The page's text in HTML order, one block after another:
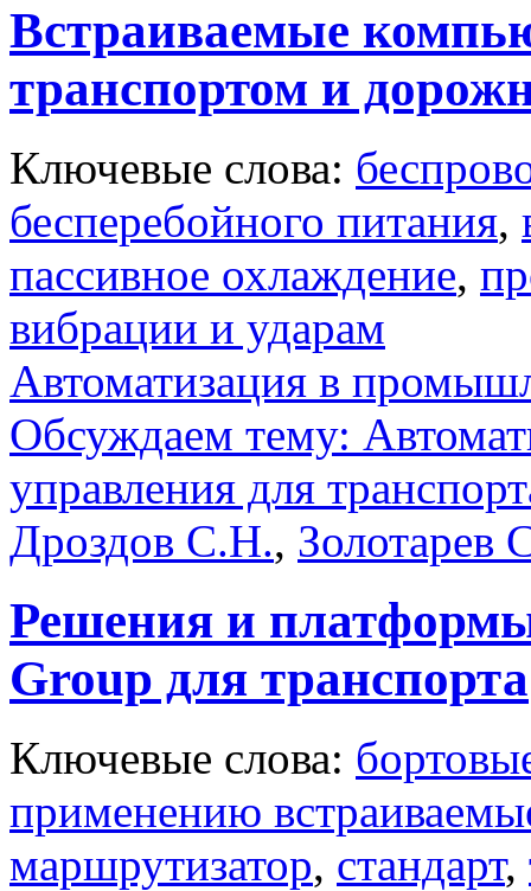
Встраиваемые
транспортом и
Ключевые слова:
бесперебойного питания,
пассивное охлаждение,
вибрации и ударам
Автоматизация в
Обсуждаем тему:
управления для
Дроздов С.Н., Золотарев
Решения и
Group для транспорта
Ключевые слова:
применению
маршрутизатор, стандарт,